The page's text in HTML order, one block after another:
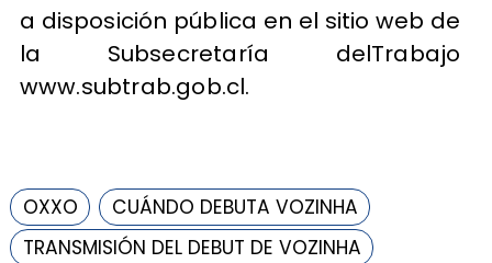
a disposición pública en el sitio web de
la Subsecretaría delTrabajo
www.subtrab.gob.cl.
OXXO
CUÁNDO DEBUTA VOZINHA
TRANSMISIÓN DEL DEBUT DE VOZINHA